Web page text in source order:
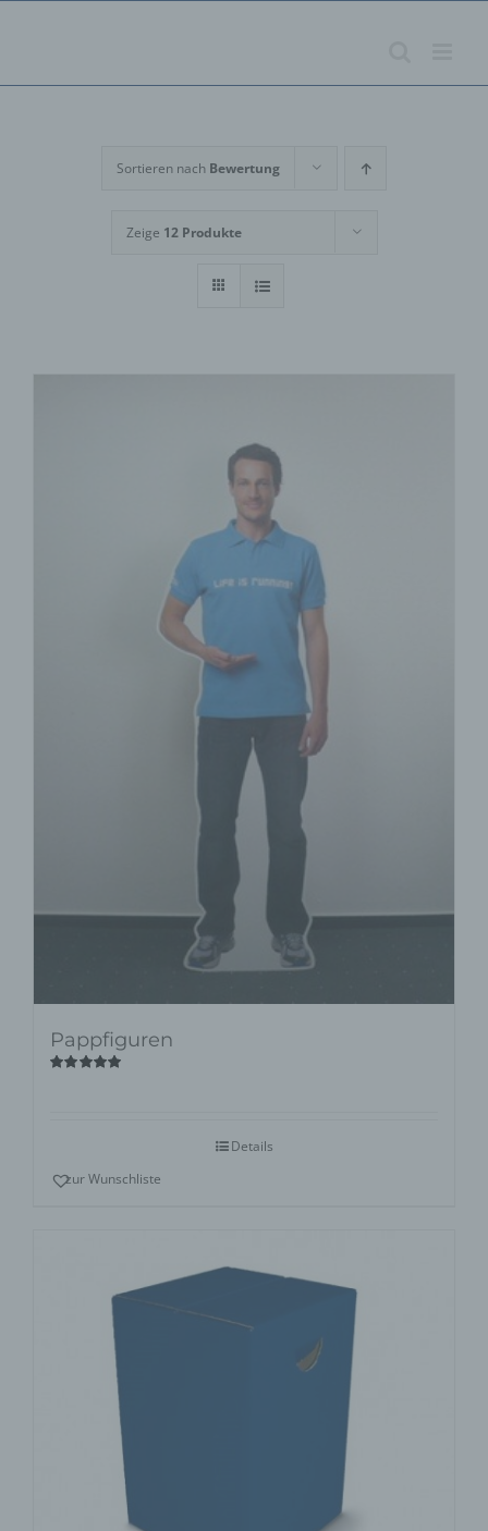
Sortieren nach Bewertung
Zeige 12 Produkte
Pappfiguren
Details
zur Wunschliste